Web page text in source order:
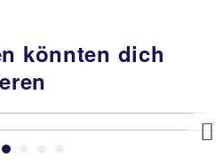
könnten dich